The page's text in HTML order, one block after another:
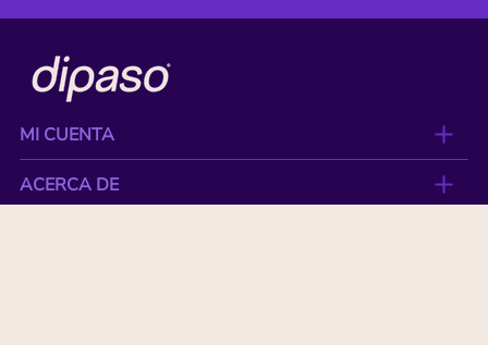
MI CUENTA
ACERCA DE